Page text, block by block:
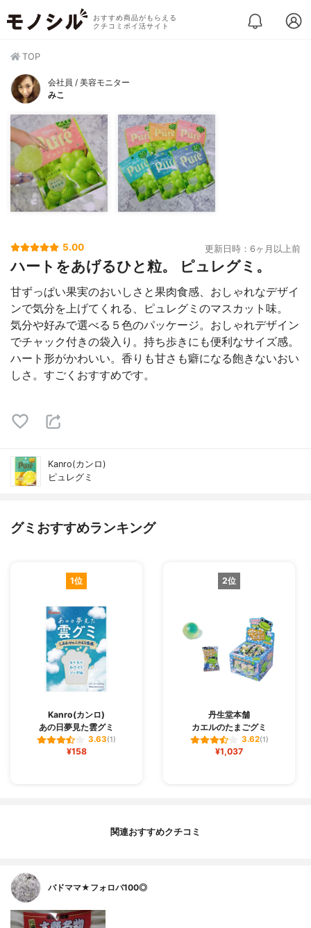
おすすめ商品がもらえる
クチコミポイ活サイト
TOP
会社員 / 美容モニター
みこ
5.00 更新日時：6ヶ月以上前
ハートをあげるひと粒。 ピュレグミ。
甘ずっぱい果実のおいしさと果肉食感、おしゃれなデザイ
ンで気分を上げてくれる、ピュレグミのマスカット味。
気分や好みで選べる５色のパッケージ。おしゃれデザイン
でチャック付きの袋入り。持ち歩きにも便利なサイズ感。
ハート形がかわいい。香りも甘さも癖になる飽きないおい
しさ。すごくおすすめです。
Kanro(カンロ)
ピュレグミ
グミおすすめランキング
1位
Kanro(カンロ)
あの日夢見た雲グミ
3.63(1)
¥158
2位
丹生堂本舗
カエルのたまごグミ
3.62(1)
¥1,037
関連おすすめクチコミ
バドママ★フォロバ100◎